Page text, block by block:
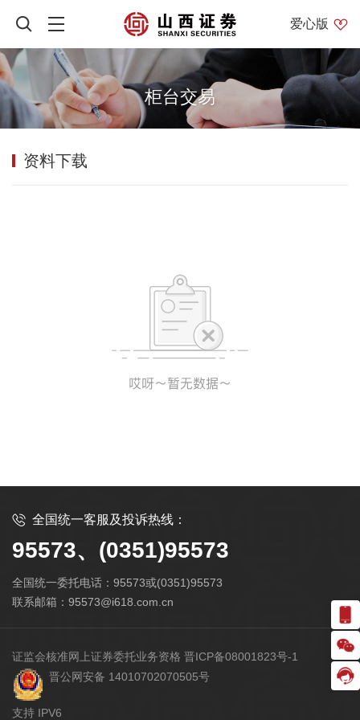
爱心版
柜台交易
资料下载
全国统一客服及投诉热线：
95573、(0351)95573
全国统一委托电话：95573或(0351)95573
联系邮箱：95573@i618.com.cn
证监会核准网上证券委托业务资格 晋ICP备08001823号-1
晋公网安备 14010702070505号
支持 IPV6